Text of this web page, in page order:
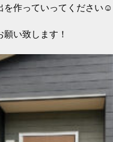
を作っていってください☺
い致します！